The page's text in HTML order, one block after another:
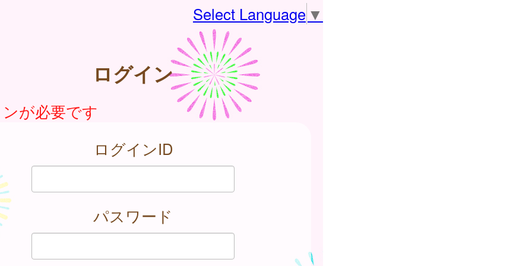
Select Language ▼
ログイン
が必要です
ログインID
パスワード